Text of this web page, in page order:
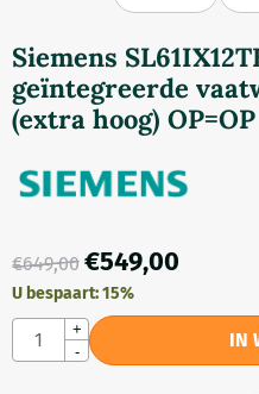
Siemens
geïntegreerde
(extra hoog) OP=OP
€649,00 €549,00
U bespaart:15%
Aantal
+
-
IN